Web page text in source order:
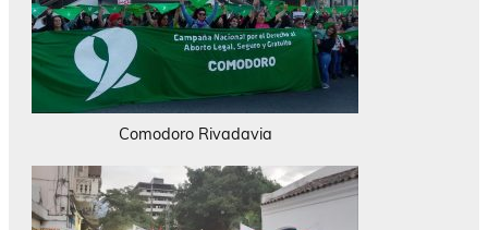
Comodoro Rivadavia